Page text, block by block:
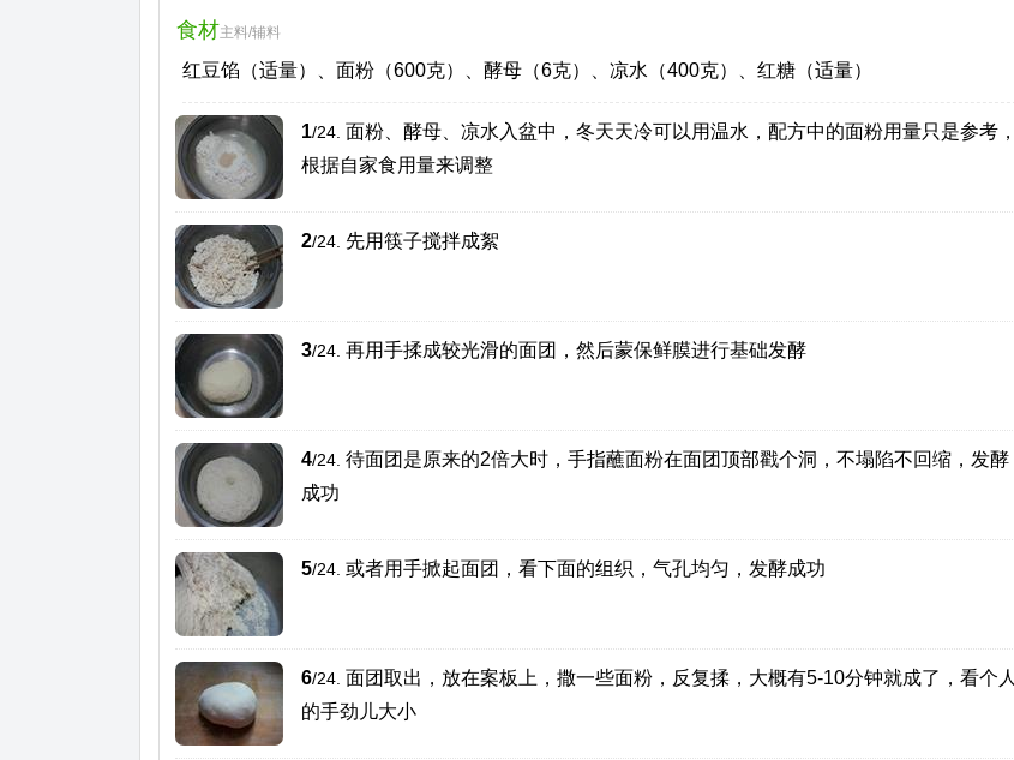
食材主料/辅料
红豆馅（适量）、面粉（600克）、酵母（6克）、凉水（400克）、红糖（适量）
1/24. 面粉、酵母、凉水入盆中，冬天天冷可以用温水，配方中的面粉用量只是参考，
根据自家食用量来调整
2/24. 先用筷子搅拌成絮
3/24. 再用手揉成较光滑的面团，然后蒙保鲜膜进行基础发酵
4/24. 待面团是原来的2倍大时，手指蘸面粉在面团顶部戳个洞，不塌陷不回缩，发酵
成功
5/24. 或者用手掀起面团，看下面的组织，气孔均匀，发酵成功
6/24. 面团取出，放在案板上，撒一些面粉，反复揉，大概有5-10分钟就成了，看个人
的手劲儿大小